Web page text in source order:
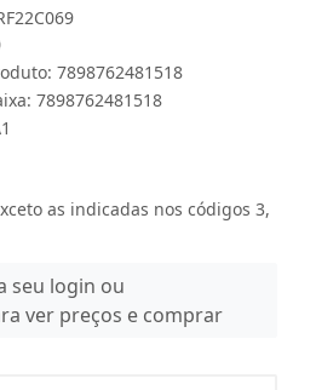
7898762481518
7898762481518
as indicadas nos códigos 3,
seu login ou
ver preços e comprar